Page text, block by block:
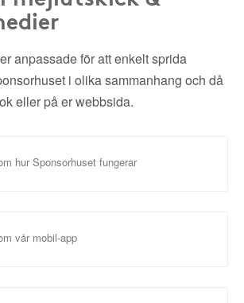
anpassade för att enkelt sprida
i olika sammanhang och då
eller på er webbsida.
hur Sponsorhuset fungerar
vår mobil-app